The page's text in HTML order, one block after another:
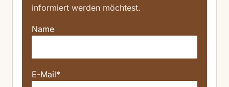
informiert werden möchtest.
Name
E-Mail*